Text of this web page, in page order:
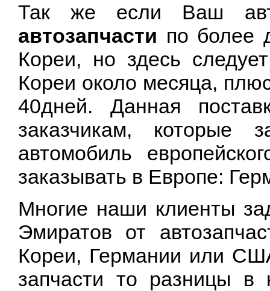
Так же если Ваш
автозапчасти по более
Кореи, но здесь
Кореи около месяца,
40дней. Данная
заказчикам, которые
автомобиль
заказывать в Европе:
Многие наши клиенты
Эмиратов от
Кореи, Германии или
запчасти то разницы в